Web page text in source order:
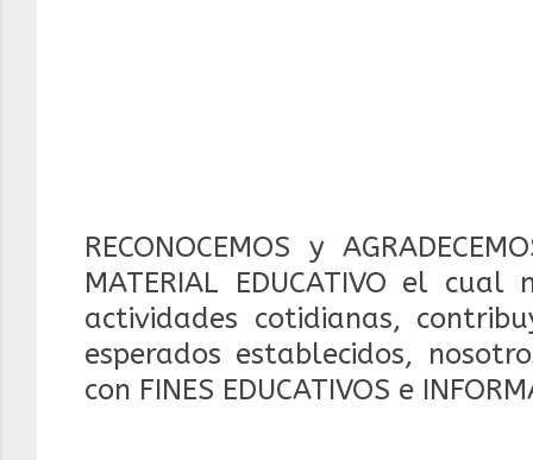
RECONOCEMOS y
MATERIAL EDUCATIVO el
actividades cotidianas,
esperados establecidos,
con FINES EDUCATIVOS e